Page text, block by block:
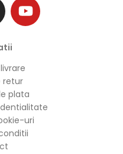
retur
plata
uri